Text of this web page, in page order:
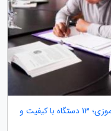
راهنمای خرید برترین میکروسکوپ دانش آموزی؛ 13 دستگاه با کیفیت و